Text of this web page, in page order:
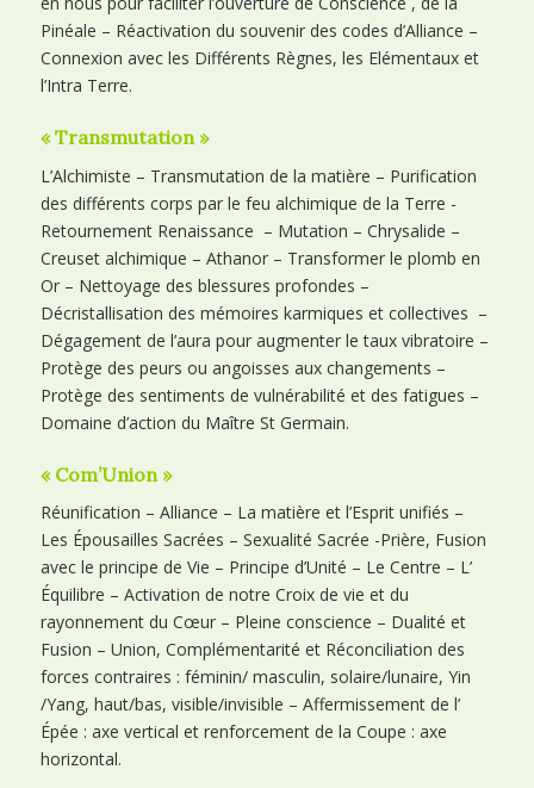
Pinéale – Réactivation du souvenir des codes d’Alliance –
Connexion avec les Différents Règnes, les Elémentaux et
l’Intra Terre.
« Transmutation »
L’Alchimiste – Transmutation de la matière – Purification
des différents corps par le feu alchimique de la Terre -
Retournement Renaissance – Mutation – Chrysalide –
Creuset alchimique – Athanor – Transformer le plomb en
Or – Nettoyage des blessures profondes –
Décristallisation des mémoires karmiques et collectives –
Dégagement de l’aura pour augmenter le taux vibratoire –
Protège des peurs ou angoisses aux changements –
Protège des sentiments de vulnérabilité et des fatigues –
Domaine d’action du Maître St Germain.
« Com’Union »
Réunification – Alliance – La matière et l’Esprit unifiés –
Les Épousailles Sacrées – Sexualité Sacrée -Prière, Fusion
avec le principe de Vie – Principe d’Unité – Le Centre – L’
Équilibre – Activation de notre Croix de vie et du
rayonnement du Cœur – Pleine conscience – Dualité et
Fusion – Union, Complémentarité et Réconciliation des
forces contraires : féminin/ masculin, solaire/lunaire, Yin
/Yang, haut/bas, visible/invisible – Affermissement de l’
Épée : axe vertical et renforcement de la Coupe : axe
horizontal.